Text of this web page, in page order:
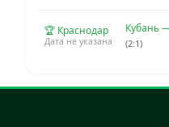
🏆 Краснодар
Дата не указана
Кубань
(2:1)